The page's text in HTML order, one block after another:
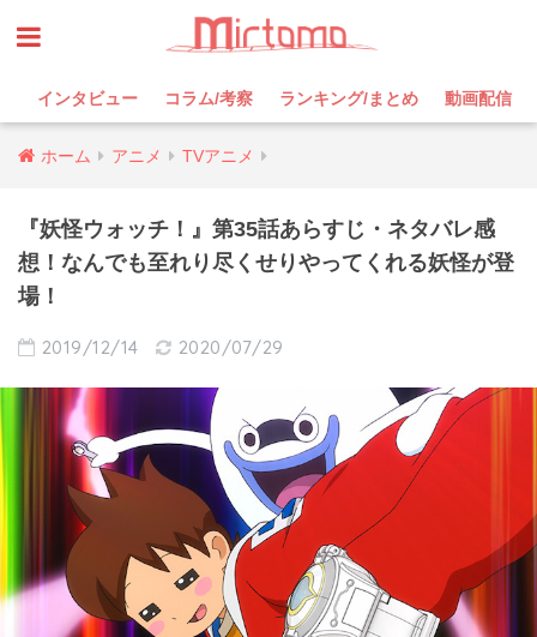
インタビュー コラム/考察 ランキング/まとめ 動画配信
ホーム アニメ TVアニメ
『妖怪ウォッチ！』第35話あらすじ・ネタバレ感
想！なんでも至れり尽くせりやってくれる妖怪が登
場！
2019/12/14 2020/07/29